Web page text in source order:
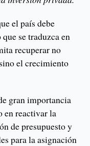
el país debe
se traduzca en
recuperar no
el crecimiento
gran importancia
en reactivar la
de presupuesto y
para la asignación